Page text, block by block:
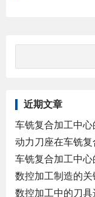
近期文章
车铣复合加工中
动力刀座在车铣
车铣复合加工中
数控加工制造的
数控加工中的刀具